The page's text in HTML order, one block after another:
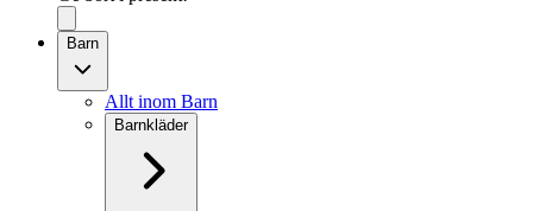
Barn
Allt inom Barn
Barnkläder